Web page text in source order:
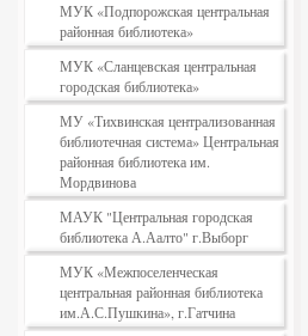
МУК «Подпорожская центральная
районная библиотека»
МУК «Сланцевская центральная
городская библиотека»
МУ «Тихвинская централизованная
библиотечная система» Центральная
районная библиотека им.
Мордвинова
МАУК "Центральная городская
библиотека А.Аалто" г.Выборг
МУК «Межпоселенческая
центральная районная библиотека
им.А.С.Пушкина», г.Гатчина